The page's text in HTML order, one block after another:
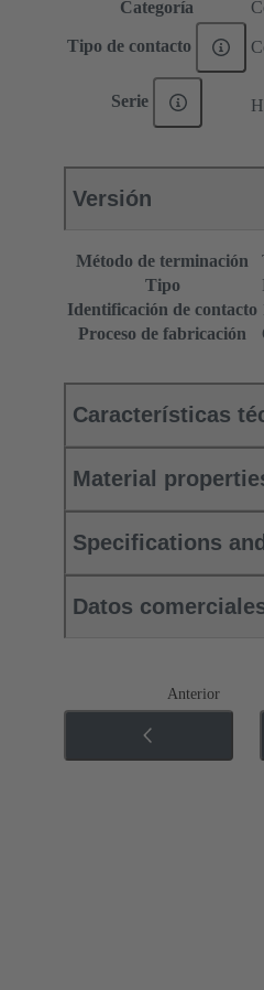
Categoría
Tipo de contacto
Serie
Versión
Método de terminación
Tipo
Identificación de contacto
Proceso de fabricación
Características
Material
Specifications
Datos
Anterior